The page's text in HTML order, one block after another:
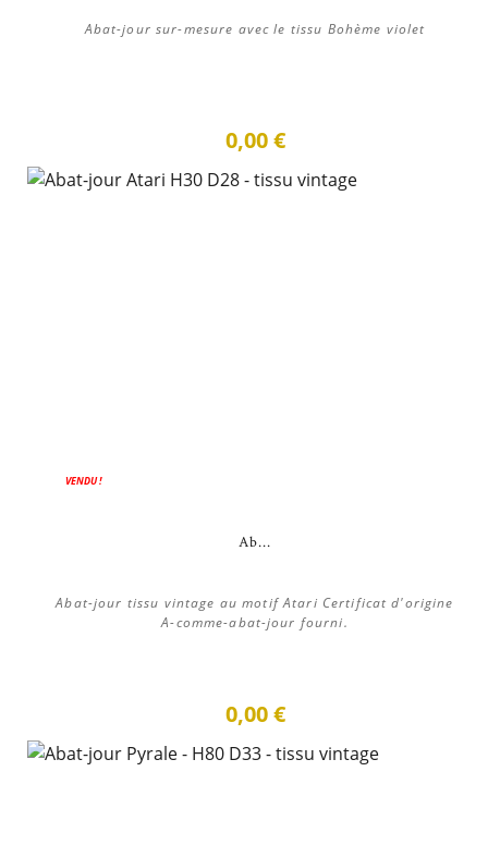
Abat-jour sur-mesure avec le tissu Bohème violet
0,00 €
VENDU !
Ab...
Abat-jour tissu vintage au motif Atari Certificat d'origine
A-comme-abat-jour fourni.
0,00 €